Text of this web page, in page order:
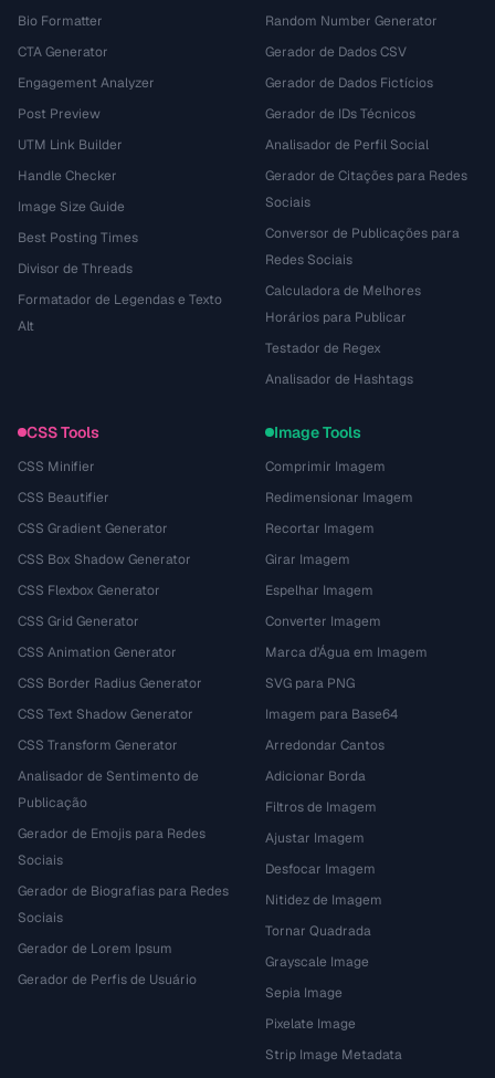
Bio Formatter
CTA Generator
Engagement Analyzer
Post Preview
UTM Link Builder
Handle Checker
Image Size Guide
Best Posting Times
Divisor de Threads
Formatador de Legendas e Texto
Alt
Random Number Generator
Gerador de Dados CSV
Gerador de Dados Fictícios
Gerador de IDs Técnicos
Analisador de Perfil Social
Gerador de Citações para Redes
Sociais
Conversor de Publicações para
Redes Sociais
Calculadora de Melhores
Horários para Publicar
Testador de Regex
Analisador de Hashtags
CSS Tools
CSS Minifier
CSS Beautifier
CSS Gradient Generator
CSS Box Shadow Generator
CSS Flexbox Generator
CSS Grid Generator
CSS Animation Generator
CSS Border Radius Generator
CSS Text Shadow Generator
CSS Transform Generator
Analisador de Sentimento de
Publicação
Gerador de Emojis para Redes
Sociais
Gerador de Biografias para Redes
Sociais
Gerador de Lorem Ipsum
Gerador de Perfis de Usuário
Image Tools
Comprimir Imagem
Redimensionar Imagem
Recortar Imagem
Girar Imagem
Espelhar Imagem
Converter Imagem
Marca d'Água em Imagem
SVG para PNG
Imagem para Base64
Arredondar Cantos
Adicionar Borda
Filtros de Imagem
Ajustar Imagem
Desfocar Imagem
Nitidez de Imagem
Tornar Quadrada
Grayscale Image
Sepia Image
Pixelate Image
Strip Image Metadata